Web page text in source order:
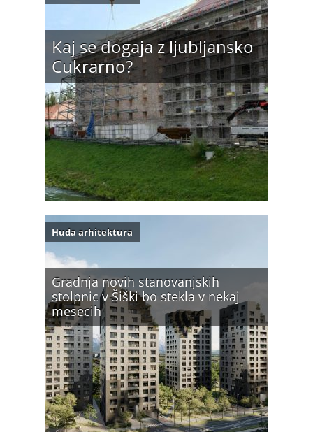
Kaj se dogaja z ljubljansko
Cukrarno?
Gradnja novih stanovanjskih
stolpnic v Šiški bo stekla v nekaj
mesecih
Huda arhitektura